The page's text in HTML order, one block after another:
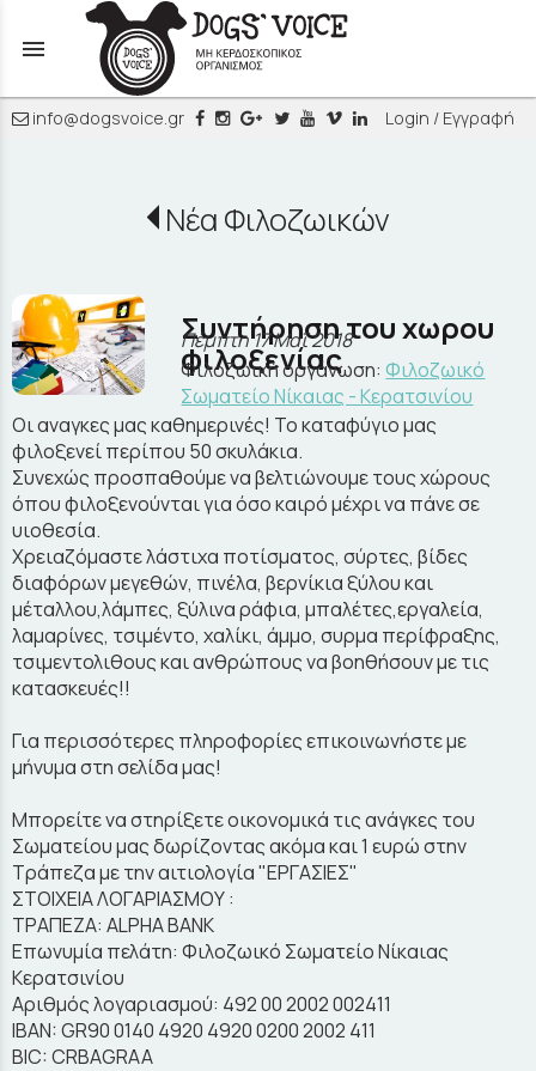
menu
info@dogsvoice.gr Login / Εγγραφή
Νέα Φιλοζωικών
Συντήρηση του χωρου
φιλοξενίας
Πέμπτη 17 Μαΐ 2018
Φιλοζωική οργάνωση:Φιλοζωικό
Σωματείο Νίκαιας - Κερατσινίου
Οι αναγκες μας καθημερινές! Το καταφύγιο μας
φιλοξενεί περίπου 50 σκυλάκια.
Συνεχώς προσπαθούμε να βελτιώνουμε τους χώρους
όπου φιλοξενούνται για όσο καιρό μέχρι να πάνε σε
υιοθεσία.
Χρειαζόμαστε λάστιχα ποτίσματος, σύρτες, βίδες
διαφόρων μεγεθών, πινέλα, βερνίκια ξύλου και
μέταλλου,λάμπες, ξύλινα ράφια, μπαλέτες,εργαλεία,
λαμαρίνες, τσιμέντο, χαλίκι, άμμο, συρμα περίφραξης,
τσιμεντολιθους και ανθρώπους να βοηθήσουν με τις
κατασκευές!!
Για περισσότερες πληροφορίες επικοινωνήστε με
μήνυμα στη σελίδα μας!
Μπορείτε να στηρίξετε οικονομικά τις ανάγκες του
Σωματείου μας δωρίζοντας ακόμα και 1 ευρώ στην
Τράπεζα με την αιτιολογία "ΕΡΓΑΣΙΕΣ"
ΣΤΟΙΧΕΙΑ ΛΟΓΑΡΙΑΣΜΟΥ :
ΤΡΑΠΕΖΑ: ALPHA BANK
Επωνυμία πελάτη: Φιλοζωικό Σωματείο Νίκαιας
Κερατσινίου
Αριθμός λογαριασμού: 492 00 2002 002411
IBAN: GR90 0140 4920 4920 0200 2002 411
BIC: CRBAGRAA